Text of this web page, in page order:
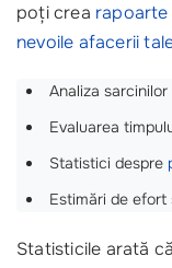
poți crea rapoarte
nevoile afacerii
Analiza
Evaluarea
Statistici despre
Estimări de efort
Statisticile arată